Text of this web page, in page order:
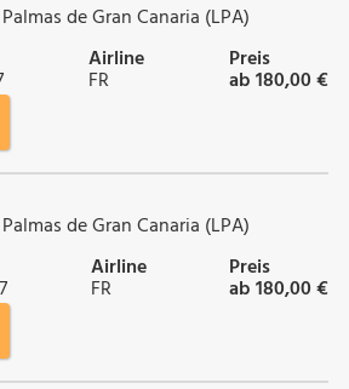
de Gran Canaria (LPA)
Airline
FR
Preis
ab 180,00 €
de Gran Canaria (LPA)
Airline
FR
Preis
ab 180,00 €